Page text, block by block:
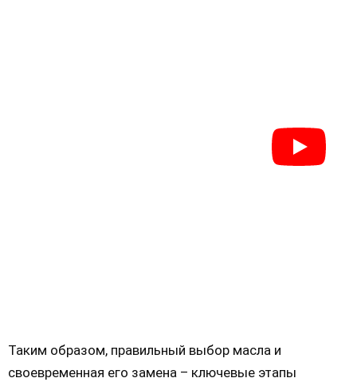
Таким образом, правильный выбор масла и
своевременная его замена – ключевые этапы